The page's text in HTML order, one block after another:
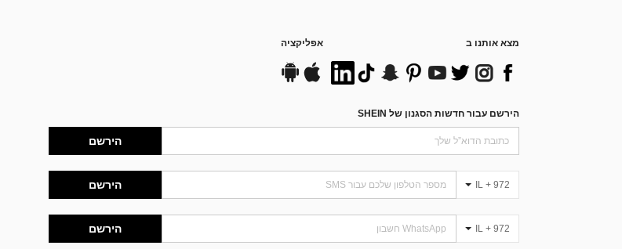
מצא אותנו ב אפליקציה
הירשם עבור חדשות הסגנון של SHEIN
הירשם
IL + 972 הירשם
IL + 972 הירשם